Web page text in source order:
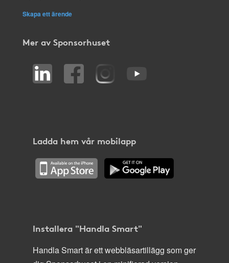
Skapa ett ärende
Mer av Sponsorhuset
Ladda hem vår mobilapp
Installera "Handla Smart"
Handla Smart är ett webbläsartillägg som ger